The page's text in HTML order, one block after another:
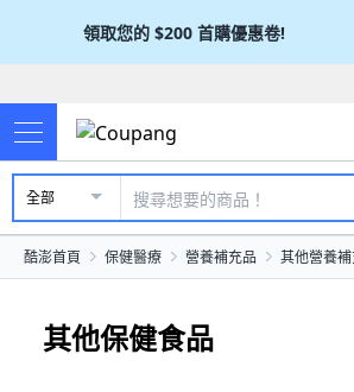
領取您的 $200 首購優惠卷!
全部
酷澎首頁 保健醫療 營養補充品 其他營養
其他保健食品